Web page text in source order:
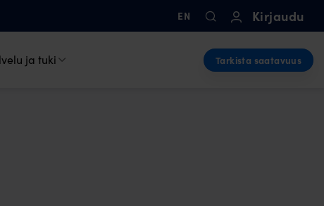
EN Kirjaudu
ja tuki Tarkista saatavuus